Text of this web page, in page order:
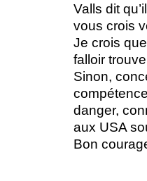
Valls dit
vous crois
Je crois
falloir
Sinon,
danger,
aux USA
Bon